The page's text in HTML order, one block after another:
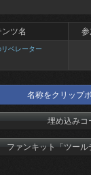
ンツ名
ベレーター
名称をクリップ
埋め込みコ
ファンキット「ツー